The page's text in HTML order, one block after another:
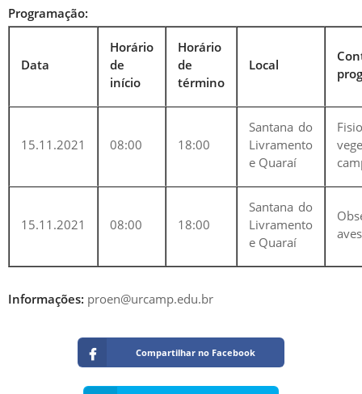
Programação:
Data
Horário
de
início
Horário
de
término
Local
15.11.2021 08:00 18:00
Santana do
Livramento
e Quaraí
15.11.2021 08:00 18:00
Santana do
Livramento
e Quaraí
aves
Informações: proen@urcamp.edu.br
Compartilhar no Facebook